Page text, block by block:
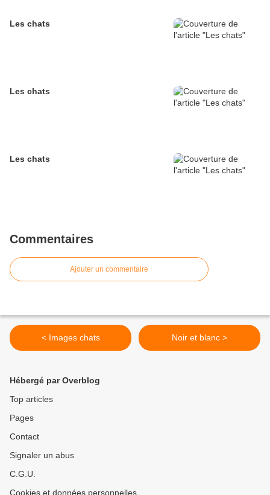
Les chats
Les chats
Les chats
Commentaires
Ajouter un commentaire
< Images chats Noir et blanc >
Hébergé par Overblog
Top articles
Pages
Contact
Signaler un abus
C.G.U.
Cookies et données personnelles